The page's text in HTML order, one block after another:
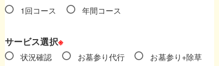
1回コース 年間コース
サービス選択※
状況確認 お墓参り代行
お墓参り+除草